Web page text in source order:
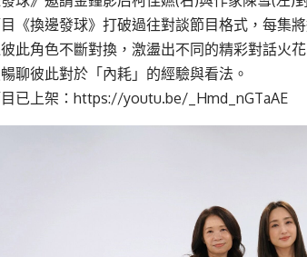
《換邊發球》打破過往對談節目格式，每集
此角色不斷對換，激盪出不同的精彩對話火
聊彼此對於「內耗」的經驗與看法。
已上架： https://youtu.be/_Hmd_nGTaAE